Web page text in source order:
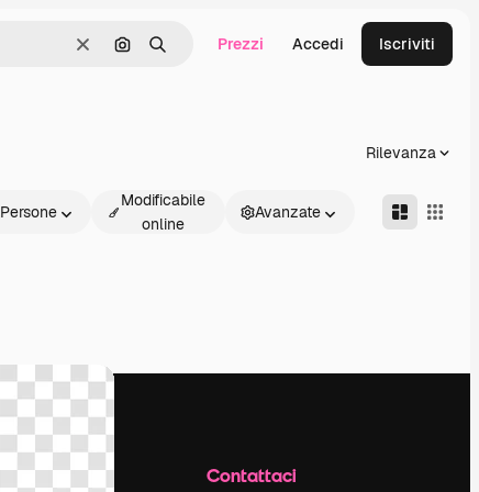
CancellaCerca per immagine
Ricerca Prezzi Accedi Iscriviti
Rilevanza
Persone
Modificabile
online
Avanzate
Azienda Contattaci